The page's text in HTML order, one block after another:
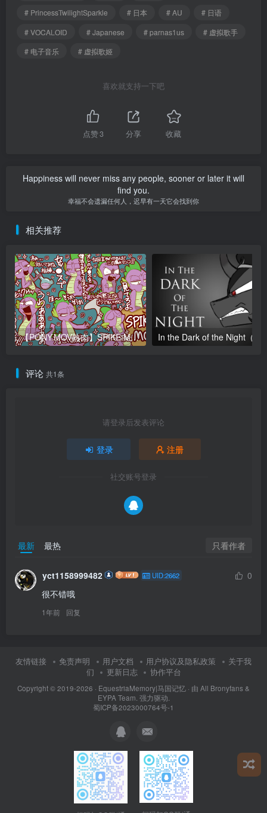
# PrincessTwilightSparkle
# 日本 # AU
# 日语
# VOCALOID
# Japanese # parnas1us
# 虚拟歌手
# 电子音乐
# 虚拟歌姬
喜欢就支持一下吧
点赞3 分享 收藏
Happiness will never miss any people, sooner or later it will
find you.
幸福不会遗漏任何人，迟早有一天它会找到你
相关推荐
【PONY.MOV熟肉】SPIKE.MOV
评论 共1条
请登录后发表评论
登录 注册
社交账号登录
最新 最热 只看作者
yct1158999482 UID:2662
0
很不错哦
1年前 回复
友情链接 免责声明 用户文档 用户协议及隐私政策
关于我
们
更新日志 协作平台
Copyright © 2019-2026 · EquestriaMemory|马国记忆 · 由 All Bronyfans &
EYPA Team. 强力驱动.
蜀ICP备2023000764号-1